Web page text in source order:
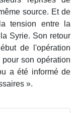
source. Et de
tension entre la
Syrie. Son retour
de l'opération
son opération
a été informé de
».